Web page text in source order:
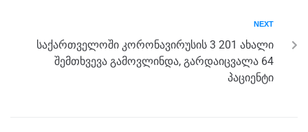
NEXT
საქართველოში კორონავირუსის 3 201 ახალი
შემთხვევა გამოვლინდა, გარდაიცვალა 64
პაციენტი